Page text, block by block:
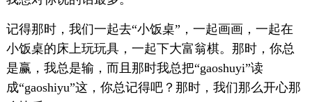
记得那时，我们一起去“小饭桌”，一起画画，一起在
小饭桌的床上玩玩具，一起下大富翁棋。那时，你总
是赢，我总是输，而且那时我总把“gaoshuyi”读
成“gaoshiyu”这，你总记得吧？那时，我们那么开心那